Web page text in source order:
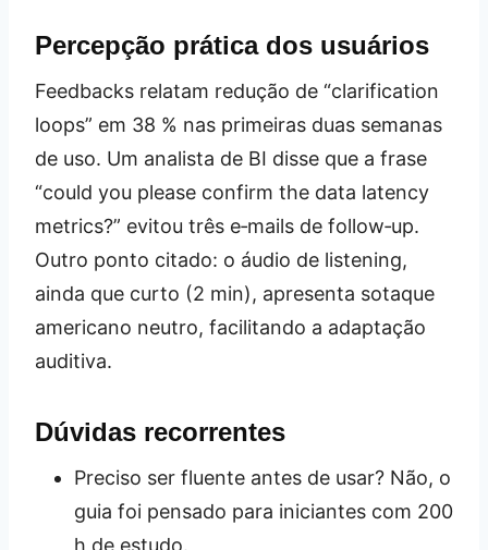
Percepção prática dos usuários
Feedbacks relatam redução de “clarification
loops” em 38 % nas primeiras duas semanas
de uso. Um analista de BI disse que a frase
“could you please confirm the data latency
metrics?” evitou três e‑mails de follow‑up.
Outro ponto citado: o áudio de listening,
ainda que curto (2 min), apresenta sotaque
americano neutro, facilitando a adaptação
auditiva.
Dúvidas recorrentes
Preciso ser fluente antes de usar? Não, o
guia foi pensado para iniciantes com 200
h de estudo.